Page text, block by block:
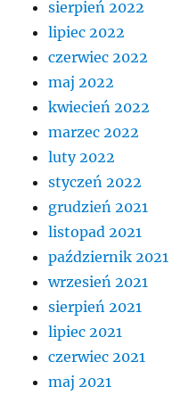
sierpień 2022
lipiec 2022
czerwiec 2022
maj 2022
kwiecień 2022
marzec 2022
luty 2022
styczeń 2022
grudzień 2021
listopad 2021
październik 2021
wrzesień 2021
sierpień 2021
lipiec 2021
czerwiec 2021
maj 2021